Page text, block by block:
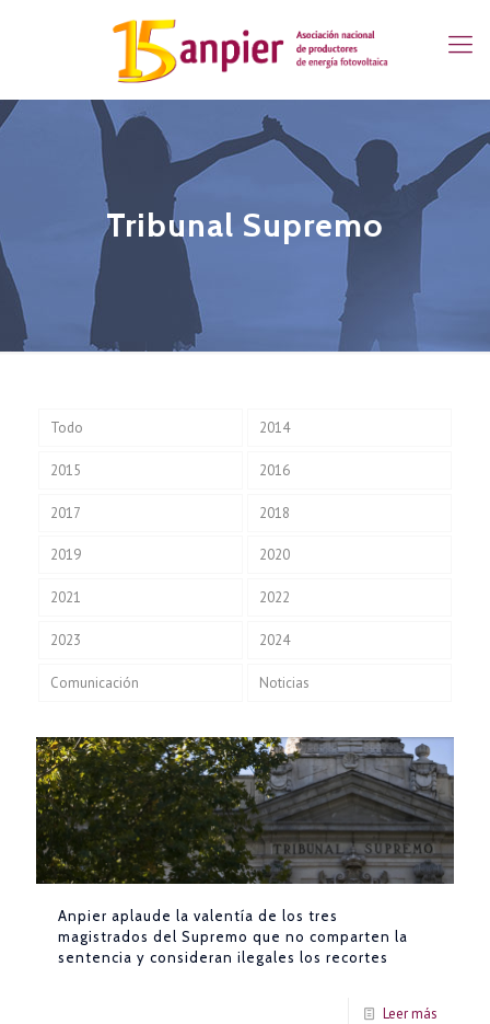
Tribunal Supremo
Todo 2014
2015 2016
2017 2018
2019 2020
2021 2022
2023 2024
Comunicación Noticias
Anpier aplaude la valentía de los tres
magistrados del Supremo que no comparten la
sentencia y consideran ilegales los recortes
Leer más